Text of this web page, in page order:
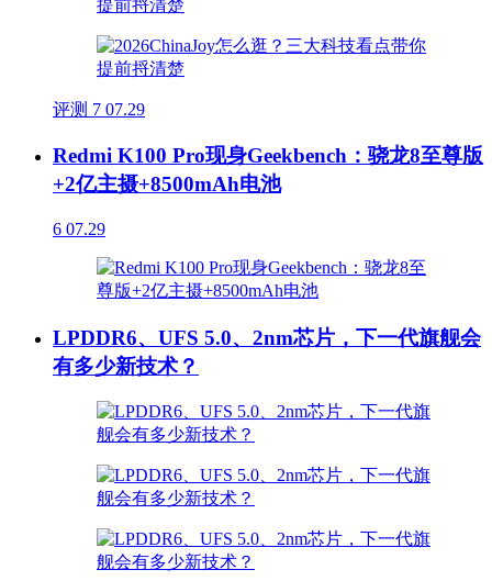
评测 7 07.29
Redmi K100 Pro现身Geekbench：骁龙8至尊版
+2亿主摄+8500mAh电池
6 07.29
LPDDR6、UFS 5.0、2nm芯片，下一代旗舰会
有多少新技术？